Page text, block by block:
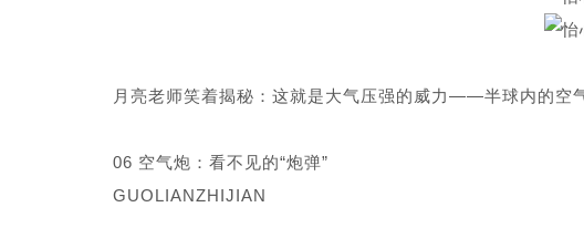
月亮老师笑着揭秘：这就是大气压强的威力——半球内的空
06 空气炮：看不见的“炮弹”
GUOLIANZHIJIAN